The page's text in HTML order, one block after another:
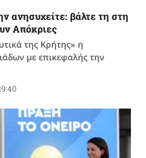
ανησυχείτε: βάλτε τη στη
Απόκριες
της Κρήτης» η
με επικεφαλής την